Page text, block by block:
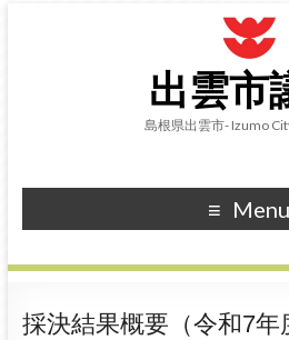
出雲市
島根県出雲市- Izumo
Menu
採決結果概要（令和7年